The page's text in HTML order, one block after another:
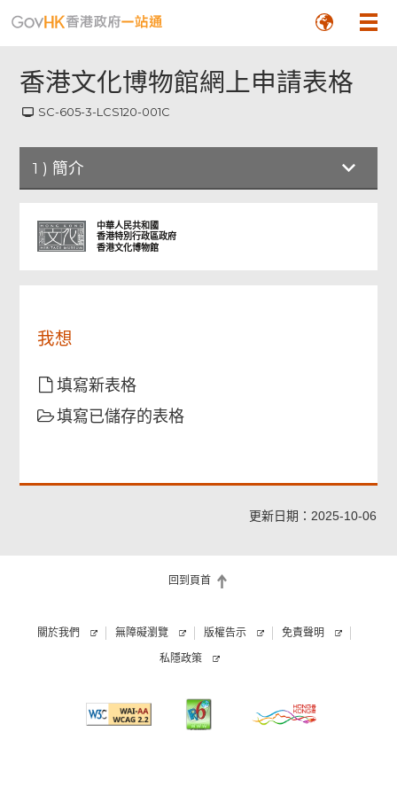
香港文化博物館網上申請表格
SC-605-3-LCS120-001C
1 ) 簡介
簡介
檢查及確認
確認通知書
中華人民共和國
香港特別行政區政府
香港文化博物館
我想
填寫新表格
填寫已儲存的表格
更新日期：2025-10-06
回到頁首
頁
單
關於我們 無障礙瀏覽 版權告示 免責聲明
私隱政策